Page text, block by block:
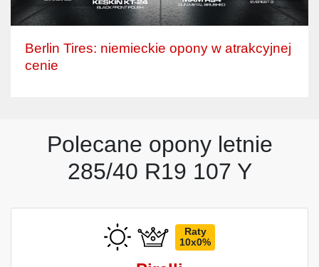
Berlin Tires: niemieckie opony w atrakcyjnej
cenie
Polecane opony letnie
285/40 R19 107 Y
Raty
10x0%